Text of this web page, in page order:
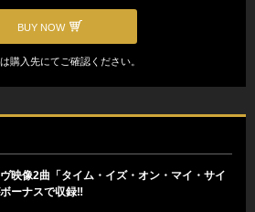
BUY NOW
購入先にてご確認ください。
映像2曲「タイム・イズ・オン・マイ・サイ
ーナスで収録‼